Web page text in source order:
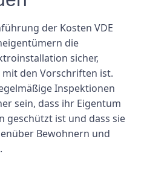
der Kosten VDE
die
sicher,
den Vorschriften ist.
Inspektionen
sein, dass ihr Eigentum
geschützt ist und dass sie
Bewohnern und